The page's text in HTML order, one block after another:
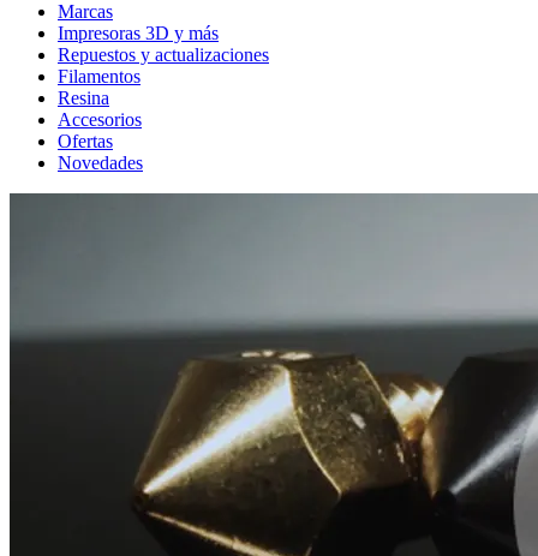
Marcas
Impresoras 3D y más
Repuestos y actualizaciones
Filamentos
Resina
Accesorios
Ofertas
Novedades